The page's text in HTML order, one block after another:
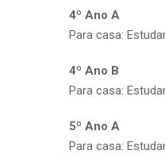
4º Ano A
Para casa:
4º Ano B
Para casa:
5º Ano A
Para casa: